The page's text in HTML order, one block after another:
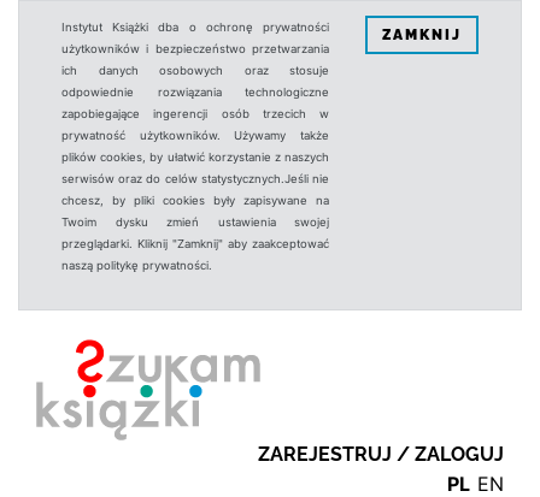
Instytut Książki dba o ochronę prywatności
użytkowników i bezpieczeństwo przetwarzania
ich danych osobowych oraz stosuje
odpowiednie rozwiązania technologiczne
zapobiegające ingerencji osób trzecich w
prywatność użytkowników. Używamy także
plików cookies, by ułatwić korzystanie z naszych
serwisów oraz do celów statystycznych.Jeśli nie
chcesz, by pliki cookies były zapisywane na
Twoim dysku zmień ustawienia swojej
przeglądarki. Kliknij "Zamknij" aby zaakceptować
naszą politykę prywatności.
ZAMKNIJ
ZAREJESTRUJ / ZALOGUJ
PL EN